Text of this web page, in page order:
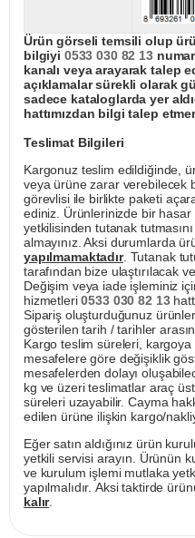
Ürün görseli temsili olup
bilgiyi 0533 030 82 13
kanalı veya arayarak talep
açıklamalar sürekli olarak
sadece kataloglarda yer
hattımızdan bilgi talep
Teslimat Bilgileri
Kargonuz teslim edildiğinde,
veya ürüne zarar verebilecek
görevlisi ile birlikte paketi
ediniz. Ürünlerinizde bir
yetkilisinden tutanak
almayınız. Aksi durumlarda
yapılmamaktadır. Tutanak
tarafından bize ulaştırılacak
Değişim veya iade işleminiz
hizmetleri0533 030 82 13
Sipariş oluşturduğunuz
gösterilen tarih / tarihler
Kargo teslim süreleri,
mesafelere göre değişiklik
mesafelerden dolayı
kg ve üzeri teslimatlar araç
süreleri uzayabilir. Cayma
edilen ürüne ilişkin kargo/
Eğer satın aldığınız ürün
yetkili servisi arayın. Ürünün
ve kurulum işlemi mutlaka
yapılmalıdır. Aksi taktirde
kalır.